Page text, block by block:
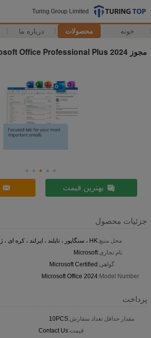
Turing Group Limited
خونه محصولات درباره ما
مجوز Microsoft Office Professional Plus 2024 برای 3 دستگاه
بهترین قیمت
جزئیات محصول
محل منبع:HK ، سنگاپور ، تایلند ، ایرلند ، کره ای ، ژاپنی ، ایالات متحده
نام تجاری:Microsoft
گواهی:Microsoft Certified
Model Number:
Microsoft Office 2024
پرداخت
مقدار حداقل تعداد سفارش:10PCS
قیمت:Contact Us